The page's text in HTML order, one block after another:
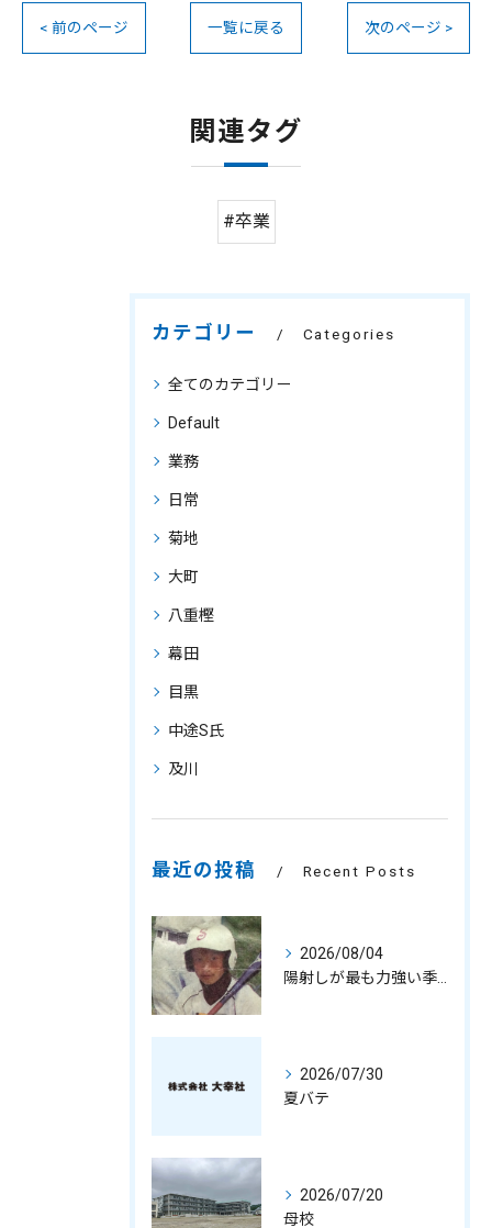
< 前のページ 一覧に戻る 次のページ >
関連タグ
#卒業
カテゴリー Categories
全てのカテゴリー
Default
業務
日常
菊地
大町
八重樫
幕田
目黒
中途S氏
及川
最近の投稿 Recent Posts
2026/08/04
2026/07/30
夏バテ
2026/07/20
母校